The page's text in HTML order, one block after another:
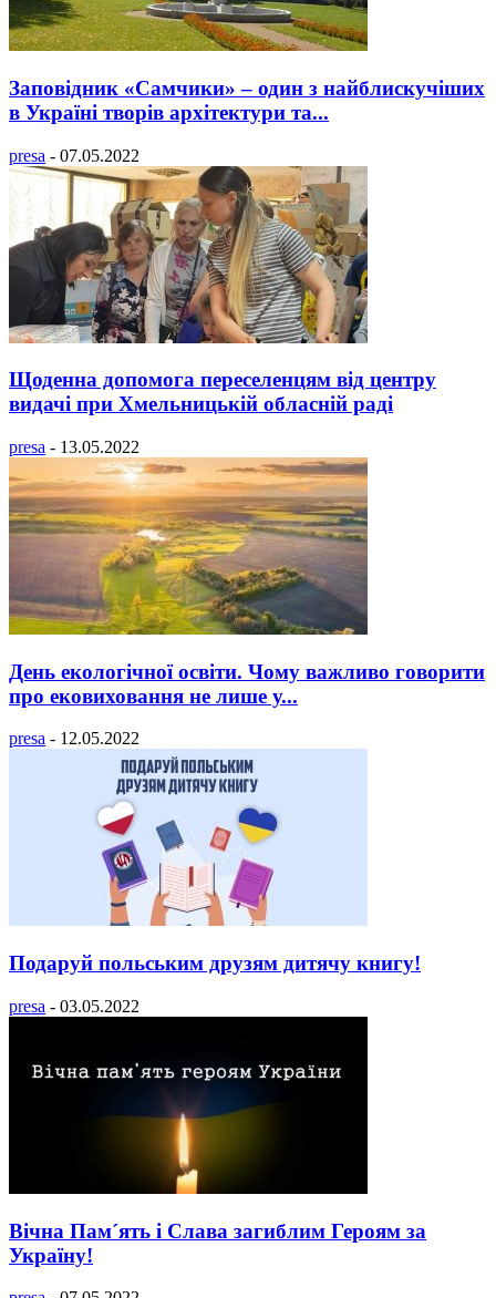
Заповідник «Самчики» – один з найблискучіших
в Україні творів архітектури та...
presa - 07.05.2022
Щоденна допомога переселенцям від центру
видачі при Хмельницькій обласній раді
presa - 13.05.2022
День екологічної освіти. Чому важливо говорити
про ековиховання не лише у...
presa - 12.05.2022
Подаруй польським друзям дитячу книгу!
presa - 03.05.2022
Вічна Пам´ять і Слава загиблим Героям за
Україну!